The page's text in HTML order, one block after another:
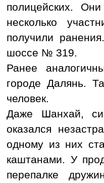
полицейских.
несколько
получили
шоссе № 319.
Ранее
городе Далянь.
человек.
Даже Шанхай,
оказался
одному из них
каштанами. У
перепалке